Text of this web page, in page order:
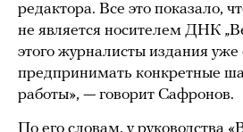
редактора. Все это показало,
не является носителем ДНК
этого журналисты издания уже
предпринимать конкретные
работы», — говорит Сафронов.